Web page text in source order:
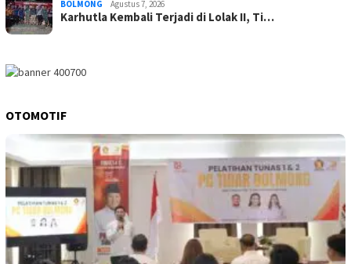
BOLMONG Agustus 7, 2026
Karhutla Kembali Terjadi di Lolak II, Ti…
OTOMOTIF